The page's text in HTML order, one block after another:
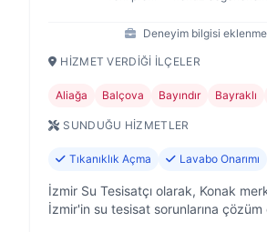
Deneyim bilgisi
HIZMET VERDIĞI İLÇELER
Aliağa Balçova Bayındır Bayraklı
SUNDUĞU HIZMETLER
Tıkanıklık Açma Lavabo Onarımı
İzmir Su Tesisatçı olarak, Konak
İzmir'in su tesisat sorunlarına çözüm